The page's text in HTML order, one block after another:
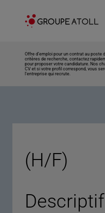
Offre d’emploi pour un contrat au poste
critères de recherche, contactez
pour proposer votre candidature. Nos
CV et si votre profil correspond, vous
l’entreprise qui recrute.
(H/F)